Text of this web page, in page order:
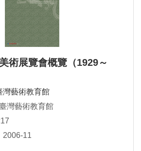
術展覽會概覽（1929～
灣藝術教育館
灣藝術教育館
2006-11